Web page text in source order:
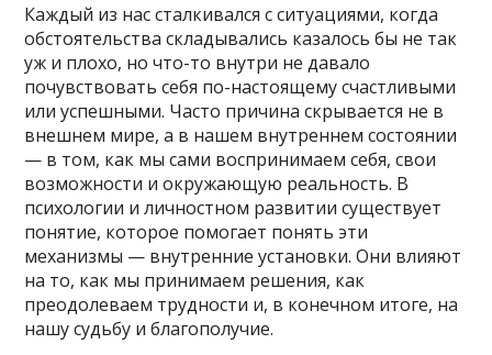
Каждый из нас сталкивался с ситуациями, когда
обстоятельства складывались казалось бы не так
уж и плохо, но что-то внутри не давало
почувствовать себя по-настоящему счастливыми
или успешными. Часто причина скрывается не в
внешнем мире, а в нашем внутреннем состоянии
— в том, как мы сами воспринимаем себя, свои
возможности и окружающую реальность. В
психологии и личностном развитии существует
понятие, которое помогает понять эти
механизмы — внутренние установки. Они влияют
на то, как мы принимаем решения, как
преодолеваем трудности и, в конечном итоге, на
нашу судьбу и благополучие.